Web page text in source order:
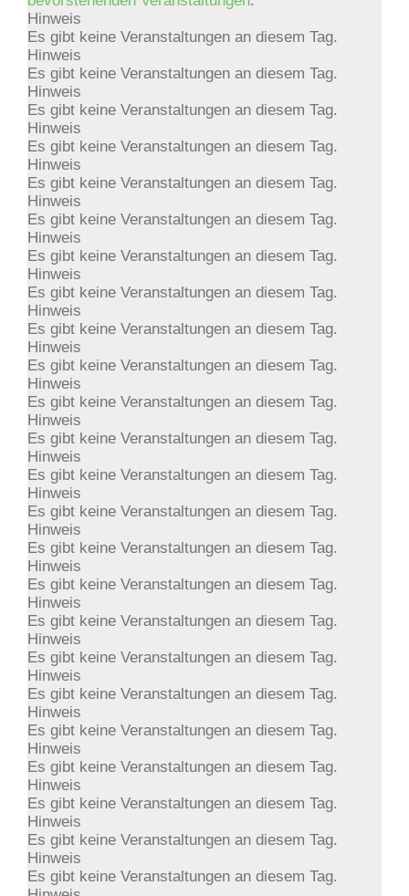
Hinweis
Es gibt keine Veranstaltungen an diesem Tag.
Hinweis
Es gibt keine Veranstaltungen an diesem Tag.
Hinweis
Es gibt keine Veranstaltungen an diesem Tag.
Hinweis
Es gibt keine Veranstaltungen an diesem Tag.
Hinweis
Es gibt keine Veranstaltungen an diesem Tag.
Hinweis
Es gibt keine Veranstaltungen an diesem Tag.
Hinweis
Es gibt keine Veranstaltungen an diesem Tag.
Hinweis
Es gibt keine Veranstaltungen an diesem Tag.
Hinweis
Es gibt keine Veranstaltungen an diesem Tag.
Hinweis
Es gibt keine Veranstaltungen an diesem Tag.
Hinweis
Es gibt keine Veranstaltungen an diesem Tag.
Hinweis
Es gibt keine Veranstaltungen an diesem Tag.
Hinweis
Es gibt keine Veranstaltungen an diesem Tag.
Hinweis
Es gibt keine Veranstaltungen an diesem Tag.
Hinweis
Es gibt keine Veranstaltungen an diesem Tag.
Hinweis
Es gibt keine Veranstaltungen an diesem Tag.
Hinweis
Es gibt keine Veranstaltungen an diesem Tag.
Hinweis
Es gibt keine Veranstaltungen an diesem Tag.
Hinweis
Es gibt keine Veranstaltungen an diesem Tag.
Hinweis
Es gibt keine Veranstaltungen an diesem Tag.
Hinweis
Es gibt keine Veranstaltungen an diesem Tag.
Hinweis
Es gibt keine Veranstaltungen an diesem Tag.
Hinweis
Es gibt keine Veranstaltungen an diesem Tag.
Hinweis
Es gibt keine Veranstaltungen an diesem Tag.